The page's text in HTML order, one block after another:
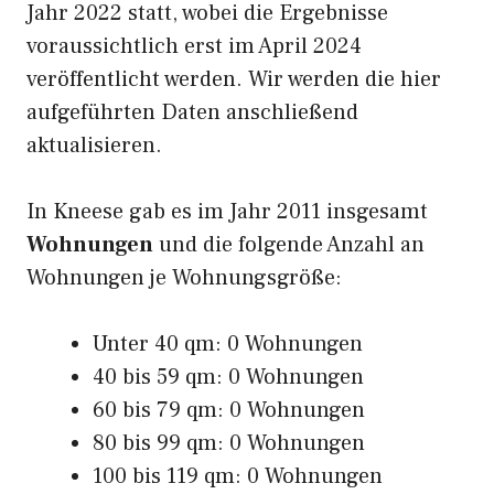
Jahr 2022 statt, wobei die Ergebnisse
voraussichtlich erst im April 2024
veröffentlicht werden. Wir werden die hier
aufgeführten Daten anschließend
aktualisieren.
In Kneese gab es im Jahr 2011 insgesamt
Wohnungenund die folgende Anzahl an
Wohnungen je Wohnungsgröße:
Unter 40 qm: 0 Wohnungen
40 bis 59 qm: 0 Wohnungen
60 bis 79 qm: 0 Wohnungen
80 bis 99 qm: 0 Wohnungen
100 bis 119 qm: 0 Wohnungen